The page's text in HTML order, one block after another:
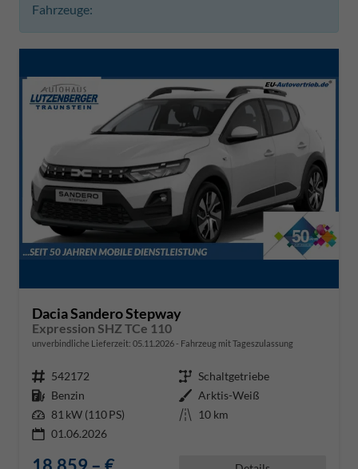
Fahrzeuge:
Dacia Sandero Stepway
Expression SHZ TCe 110
unverbindliche Lieferzeit: 05.11.2026 Fahrzeug mit Tageszulassung
Fahrzeugnr. 542172 Getriebe Schaltgetriebe
Kraftstoff Benzin Außenfarbe Arktis-Weiß
Leistung 81 kW (110 PS) Kilometerstand 10 km
01.06.2026